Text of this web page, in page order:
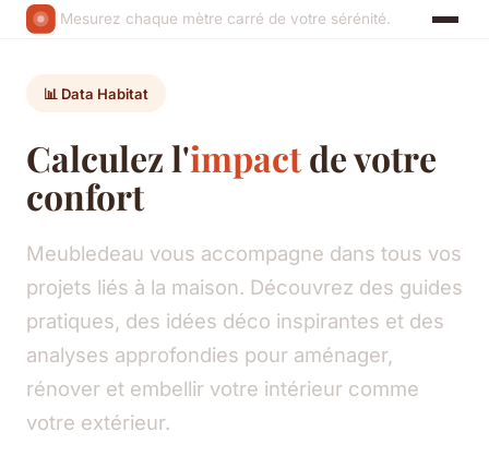
Mesurez chaque mètre carré de votre sérénité.
📊 Data Habitat
Calculez l'impactde votre
confort
Meubledeau vous accompagne dans tous vos
projets liés à la maison. Découvrez des guides
pratiques, des idées déco inspirantes et des
analyses approfondies pour aménager,
rénover et embellir votre intérieur comme
votre extérieur.